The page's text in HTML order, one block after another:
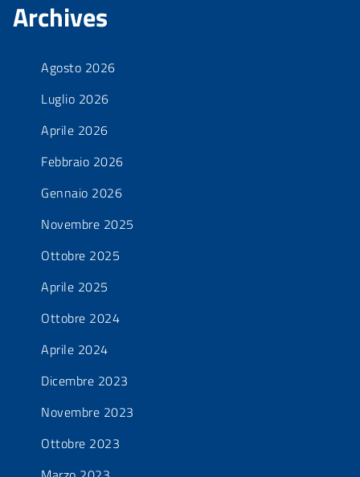
Archives
Agosto 2026
Luglio 2026
Aprile 2026
Febbraio 2026
Gennaio 2026
Novembre 2025
Ottobre 2025
Aprile 2025
Ottobre 2024
Aprile 2024
Dicembre 2023
Novembre 2023
Ottobre 2023